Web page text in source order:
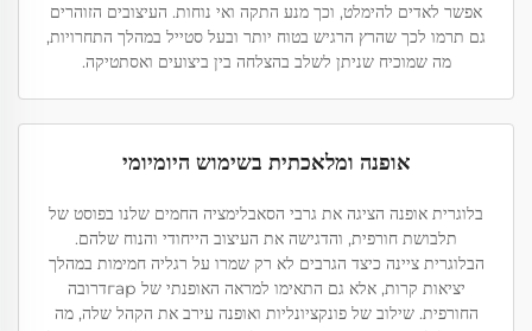
אפשר לאדים להימלט, וכך מנע התקה ואי נוחות. העיצובים הזוהרים
גם תרמו לכך שהרץ הרגיש בטוח יותר ובעל סטייל במהלך התחרויות,
מה שמוכיח שניתן לשלב בהצלחה בין ביצועים ואסתטיקה.
אופנה ומלאכתית בשימוש היומיומי
בלוגרית אופנה הציגה את גרבי הסאבלימציה החמים שלנו בפוסט של
תלבושת חורפית, והדגישה את העיצוב הייחודי והנוח שלהם.
הבלוגרית ציינה כיצד הגרבים לא רק שמרו על רגליה חמימות במהלך
יציאות קרות, אלא גם התאימו למראה האופנתי של гарדרובה
החורפית. שילוב של פונקציונליות ואופנה עירב את הקהל שלה, מה